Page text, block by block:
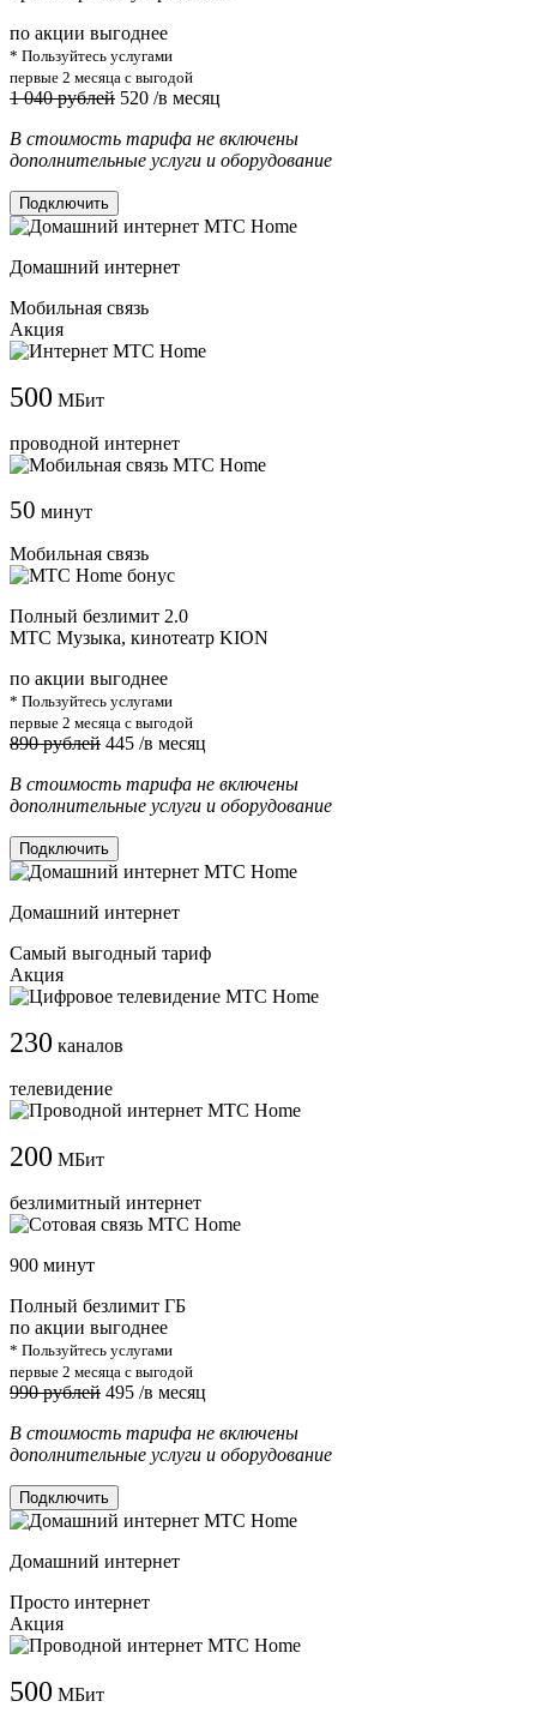
по акции выгоднее
* Пользуйтесь услугами
первые 2 месяца с выгодой
1 040 рублей 520 /в месяц
В стоимость тарифа не включены
дополнительные услуги и оборудование
Подключить
Домашний интернет
Мобильная связь
Акция
500 МБит
проводной интернет
50 минут
Мобильная связь
Полный безлимит 2.0
МТС Музыка, кинотеатр KION
по акции выгоднее
* Пользуйтесь услугами
первые 2 месяца с выгодой
890 рублей 445 /в месяц
В стоимость тарифа не включены
дополнительные услуги и оборудование
Подключить
Домашний интернет
Самый выгодный тариф
Акция
230 каналов
телевидение
200 МБит
безлимитный интернет
900 минут
Полный безлимит ГБ
по акции выгоднее
* Пользуйтесь услугами
первые 2 месяца с выгодой
990 рублей 495 /в месяц
В стоимость тарифа не включены
дополнительные услуги и оборудование
Подключить
Домашний интернет
Просто интернет
Акция
500 МБит